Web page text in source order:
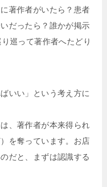
著作者がいたら？患者
だったら？誰かが掲示
巡って著作者へたどり
いい」という考え方に
、著作者が本来得られ
を奪っています。お店
だと、まずは認識する